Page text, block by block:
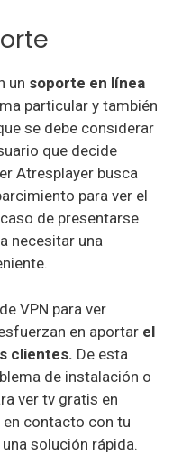
un soporte en línea
particular y también
se debe considerar
que decide
Atresplayer busca
para ver el
de presentarse
necesitar una
VPN para ver
en aportar el
clientes. De esta
de instalación o
ver tv gratis en
contacto con tu
solución rápida.